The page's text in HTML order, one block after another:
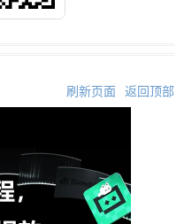
刷新页面 返回顶部